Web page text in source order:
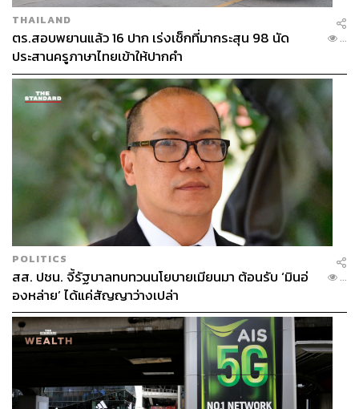
THAILAND
ตร.สอบพยานแล้ว 16 ปาก เร่งเช็กที่มากระสุน 98 นัด
ประสานครูภาษาไทยเข้าให้ปากคำ
...
POLITICS
สส. ปชน. จี้รัฐบาลทบทวนนโยบายเมียนมา ต้อนรับ ‘มินอ่
องหล่าย’ ได้แค่สัญญาว่างเปล่า
...